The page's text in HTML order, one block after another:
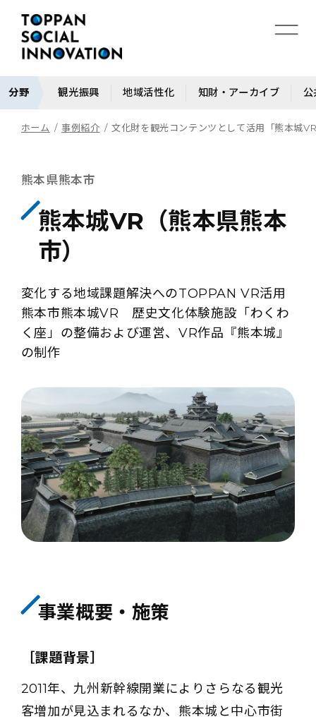
分野 観光振興 地域活性化 知財・アーカイブ
ホーム 事例紹介 文化財を観光コンテンツとして活用「熊本城
熊本県熊本市
熊本城VR（熊本県熊本
市）
変化する地域課題解決へのTOPPAN VR活用
熊本市熊本城VR 歴史文化体験施設「わくわ
く座」の整備および運営、VR作品『熊本城』
の制作
事業概要・施策
［課題背景］
2011年、九州新幹線開業によりさらなる観光
客増加が見込まれるなか、熊本城と中心市街